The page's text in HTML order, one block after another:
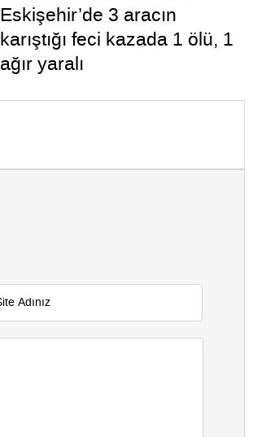
Eskişehir’de 3 aracın
karıştığı feci kazada 1 ölü, 1
ağır yaralı